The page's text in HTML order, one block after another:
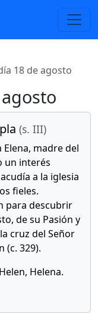
18 de agosto
(s. III)
Elena, madre del
un interés
a la iglesia
fieles.
para descubrir
de su Pasión y
cruz del Señor
(c. 329).
Helena.